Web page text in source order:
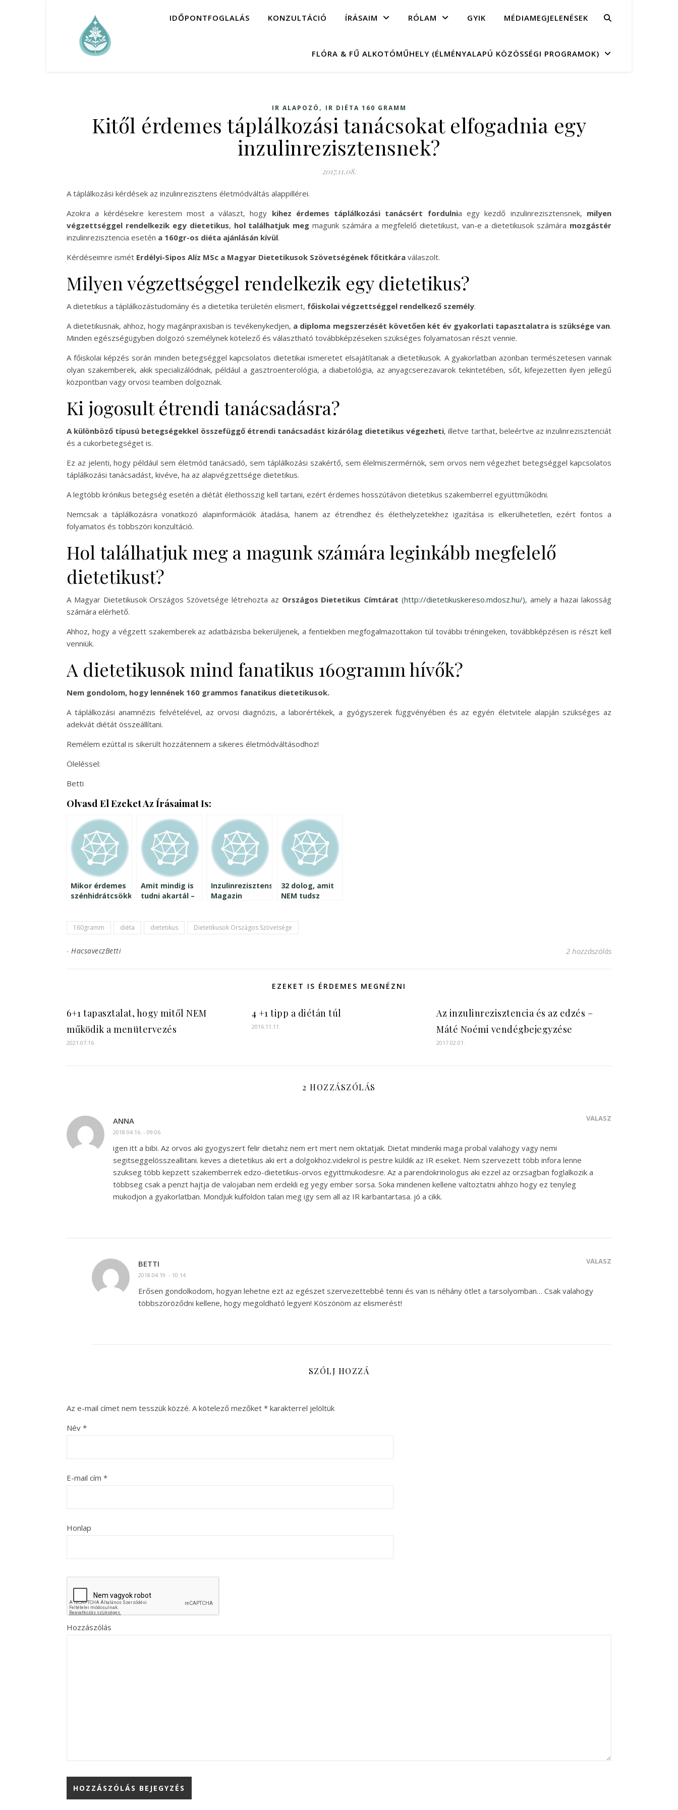
IDŐPONTFOGLALÁS KONZULTÁCIÓ ÍRÁSAIM RÓLAM GYIK MÉDIAMEGJELENÉSEK
FLÓRA & FŰ ALKOTÓMŰHELY (ÉLMÉNYALAPÚ KÖZÖSSÉGI PROGRAMOK)
IR ALAPOZÓ , IR DIÉTA 160 GRAMM
Kitől érdemes táplálkozási tanácsokat elfogadnia egy
inzulinrezisztensnek?
2017.11.08.
A táplálkozási kérdések az inzulinrezisztens életmódváltás alappillérei.
Azokra a kérdésekre kerestem most a választ, hogy kihez érdemes táplálkozási tanácsért fordulnia egy kezdő inzulinrezisztensnek, milyen
végzettséggel rendelkezik egy dietetikus, hol találhatjuk meg magunk számára a megfelelő dietetikust, van-e a dietetikusok számára mozgástér
inzulinrezisztencia esetén a 160gr-os diéta ajánlásán kívül.
Kérdéseimre ismét Erdélyi-Sipos Alíz MSc a Magyar Dietetikusok Szövetségének főtitkára válaszolt.
Milyen végzettséggel rendelkezik egy dietetikus?
A dietetikus a táplálkozástudomány és a dietetika területén elismert, főiskolai végzettséggel rendelkező személy.
A dietetikusnak, ahhoz, hogy magánpraxisban is tevékenykedjen, a diploma megszerzését követően két év gyakorlati tapasztalatra is szüksége van.
Minden egészségügyben dolgozó személynek kötelező és választható továbbképzéseken szükséges folyamatosan részt vennie.
A főiskolai képzés során minden betegséggel kapcsolatos dietetikai ismeretet elsajátítanak a dietetikusok. A gyakorlatban azonban természetesen vannak
olyan szakemberek, akik specializálódnak, például a gasztroenterológia, a diabetológia, az anyagcserezavarok tekintetében, sőt, kifejezetten ilyen jellegű
központban vagy orvosi teamben dolgoznak.
Ki jogosult étrendi tanácsadásra?
A különböző típusú betegségekkel összefüggő étrendi tanácsadást kizárólag dietetikus végezheti, illetve tarthat, beleértve az inzulinrezisztenciát
és a cukorbetegséget is.
Ez az jelenti, hogy például sem életmód tanácsadó, sem táplálkozási szakértő, sem élelmiszermérnök, sem orvos nem végezhet betegséggel kapcsolatos
táplálkozási tanácsadást, kivéve, ha az alapvégzettsége dietetikus.
A legtöbb krónikus betegség esetén a diétát élethosszig kell tartani, ezért érdemes hosszútávon dietetikus szakemberrel együttműködni.
Nemcsak a táplálkozásra vonatkozó alapinformációk átadása, hanem az étrendhez és élethelyzetekhez igazítása is elkerülhetetlen, ezért fontos a
folyamatos és többszöri konzultáció.
Hol találhatjuk meg a magunk számára leginkább megfelelő
dietetikust?
A Magyar Dietetikusok Országos Szövetsége létrehozta az Országos Dietetikus Címtárat (http://dietetikuskereso.mdosz.hu/), amely a hazai lakosság
számára elérhető.
Ahhoz, hogy a végzett szakemberek az adatbázisba bekerüljenek, a fentiekben megfogalmazottakon túl további tréningeken, továbbképzésen is részt kell
venniük.
A dietetikusok mind fanatikus 160gramm hívők?
Nem gondolom, hogy lennének 160 grammos fanatikus dietetikusok.
A táplálkozási anamnézis felvételével, az orvosi diagnózis, a laborértékek, a gyógyszerek függvényében és az egyén életvitele alapján szükséges az
adekvát diétát összeállítani.
Remélem ezúttal is sikerült hozzátennem a sikeres életmódváltásodhoz!
Öleléssel:
Betti
Olvasd El Ezeket Az Írásaimat Is:
Mikor érdemes
szénhidrátcsökkentett
és mikor nem,
inzulinrezisztens
vagy?
Amit mindig is
tudni akartál –
diétabarát a
Inzulinrezisztens
Magazin
32 dolog, amit
NEM tudsz
élsz
160gramm diéta dietetikus Dietetikusok Országos Szövetsége
- HacsaveczBetti 2 hozzászólás
EZEKET IS ÉRDEMES MEGNÉZNI
6+1 tapasztalat, hogy mitől NEM
működik a menütervezés
2021.07.16.
4 +1 tipp a diétán túl
2016.11.11.
Az inzulinrezisztencia és az edzés –
Máté Noémi vendégbejegyzése
2017.02.01.
2 HOZZÁSZÓLÁS
ANNA
2018.04.16. - 09:06
VÁLASZ
igen itt a bibi. Az orvos aki gyogyszert felir dietahz nem ert mert nem oktatjak. Dietat mindenki maga probal valahogy vagy nemi
segitseggelösszeallitani. keves a dietetikus aki ert a dolgokhoz.videkrol is pestre küldik az IR eseket. Nem szervezett több infora lenne
szukseg több kepzett szakemberrek edzo-dietetikus-orvos egyittmukodesre. Az a parendokrinologus aki ezzel az orzsagban foglalkozik a
többseg csak a penzt hajtja de valojaban nem erdekli eg yegy ember sorsa. Soka mindenen kellene valtoztatni ahhzo hogy ez tenyleg
mukodjon a gyakorlatban. Mondjuk kulfoldon talan meg igy sem all az IR karbantartasa. jó a cikk.
BETTI
2018.04.19. - 10:14
VÁLASZ
Erősen gondolkodom, hogyan lehetne ezt az egészet szervezettebbé tenni és van is néhány ötlet a tarsolyomban… Csak valahogy
többszöröződni kellene, hogy megoldható legyen! Köszönöm az elismerést!
SZÓLJ HOZZÁ
Az e-mail címet nem tesszük közzé. A kötelező mezőket * karakterrel jelöltük
Név *
E-mail cím *
Honlap
Hozzászólás